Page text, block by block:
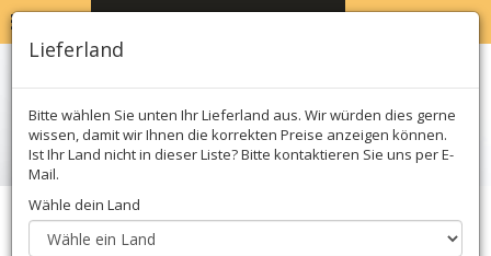
Lieferland
Bitte wählen Sie unten Ihr Lieferland aus. Wir würden dies gerne
wissen, damit wir Ihnen die korrekten Preise anzeigen können.
Ist Ihr Land nicht in dieser Liste? Bitte kontaktieren Sie uns per E-
Mail.
Wähle dein Land